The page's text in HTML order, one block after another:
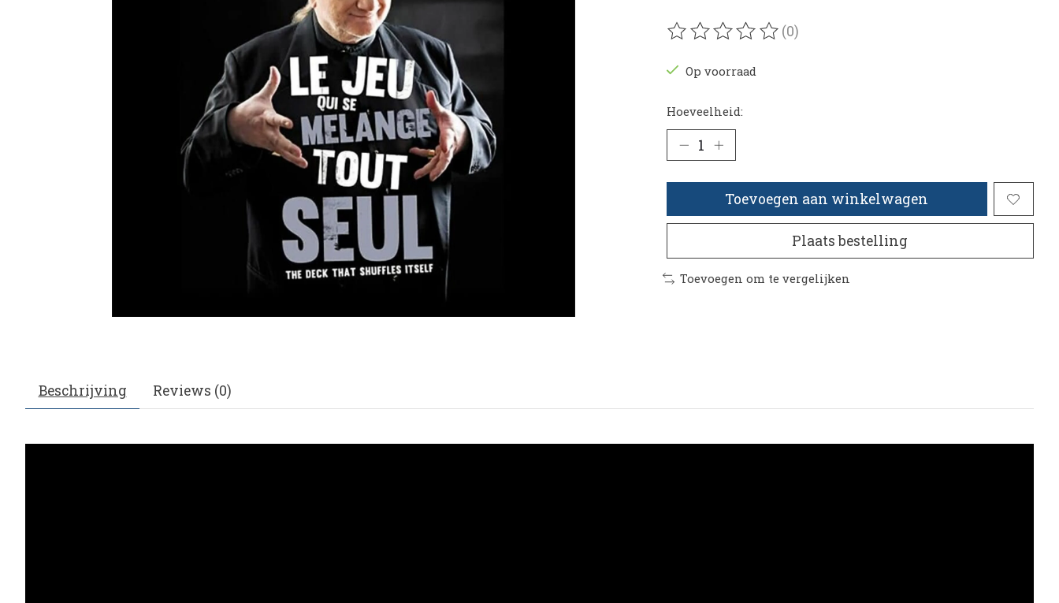
De beoordeling van dit product is
(0)
Op voorraad
Hoeveelheid:
Toevoegen aan winkelwagen
Plaats bestelling
Toevoegen om te vergelijken
Beschrijving Reviews (0)